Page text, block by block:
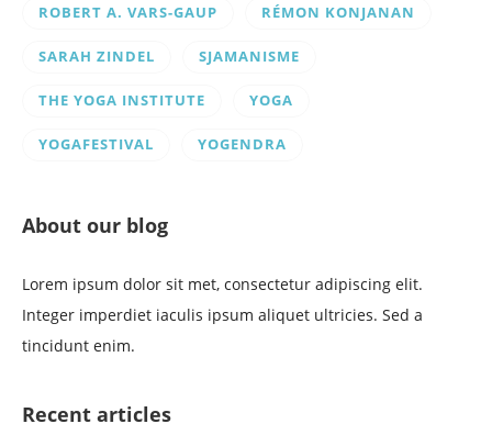
ROBERT A. VARS-GAUP RÉMON KONJANAN
SARAH ZINDEL SJAMANISME
THE YOGA INSTITUTE YOGA
YOGAFESTIVAL YOGENDRA
About our blog
Lorem ipsum dolor sit met, consectetur adipiscing elit.
Integer imperdiet iaculis ipsum aliquet ultricies. Sed a
tincidunt enim.
Recent articles